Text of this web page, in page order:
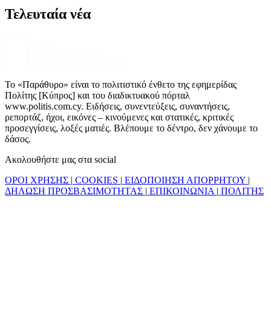
Τελευταία νέα
Το «Παράθυρο» είναι το πολιτιστικό ένθετο της εφημερίδας
Πολίτης [Κύπρος] και του διαδικτυακού πόρταλ
www.politis.com.cy. Ειδήσεις, συνεντεύξεις, συναντήσεις,
ρεπορτάζ, ήχοι, εικόνες – κινούμενες και στατικές, κριτικές
προσεγγίσεις, λοξές ματιές. Βλέπουμε το δέντρο, δεν χάνουμε το
δάσος.
Ακολουθήστε μας στα social
ΟΡΟΙ ΧΡΗΣΗΣ | COOKIES | ΕΙΔΟΠΟΙΗΣΗ ΑΠΟΡΡΗΤΟΥ |
ΔΗΛΩΣΗ ΠΡΟΣΒΑΣΙΜΟΤΗΤΑΣ | ΕΠΙΚΟΙΝΩΝΙΑ | ΠΟΛΙΤΗΣ